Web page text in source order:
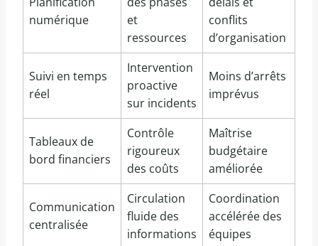
numérique
et
ressources
conflits
d’organisation
Suivi en temps
réel
Intervention
proactive
sur incidents
Moins d’arrêts
imprévus
Tableaux de
bord financiers
Contrôle
rigoureux
des coûts
Maîtrise
budgétaire
améliorée
Communication
centralisée
Circulation
fluide des
informations
Coordination
accélérée des
équipes